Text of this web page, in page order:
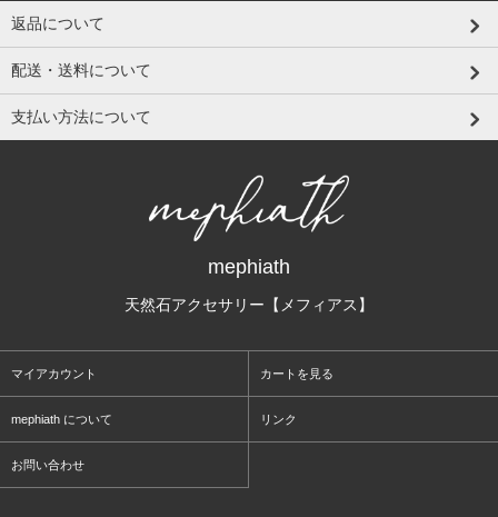
返品について
配送・送料について
支払い方法について
mephiath
天然石アクセサリー【メフィアス】
マイアカウント カートを見る
mephiath について リンク
お問い合わせ